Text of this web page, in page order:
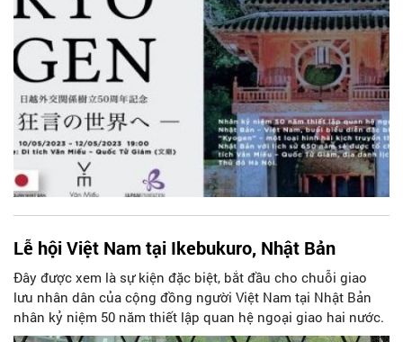
Lễ hội Việt Nam tại Ikebukuro, Nhật Bản
Đây được xem là sự kiện đặc biệt, bắt đầu cho chuỗi giao
lưu nhân dân của cộng đồng người Việt Nam tại Nhật Bản
nhân kỷ niệm 50 năm thiết lập quan hệ ngoại giao hai nước.